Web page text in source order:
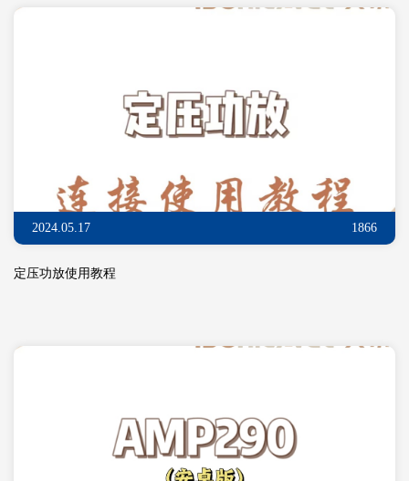
2024.05.17 1866
定压功放使用教程